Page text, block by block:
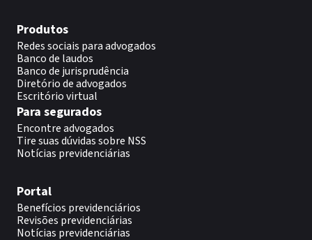
Produtos
Redes sociais para advogados
Banco de laudos
Banco de jurisprudência
Diretório de advogados
Escritório virtual
Para segurados
Encontre advogados
Tire suas dúvidas sobre NSS
Notícias previdenciárias
Portal
Benefícios previdenciários
Revisões previdenciárias
Notícias previdenciárias